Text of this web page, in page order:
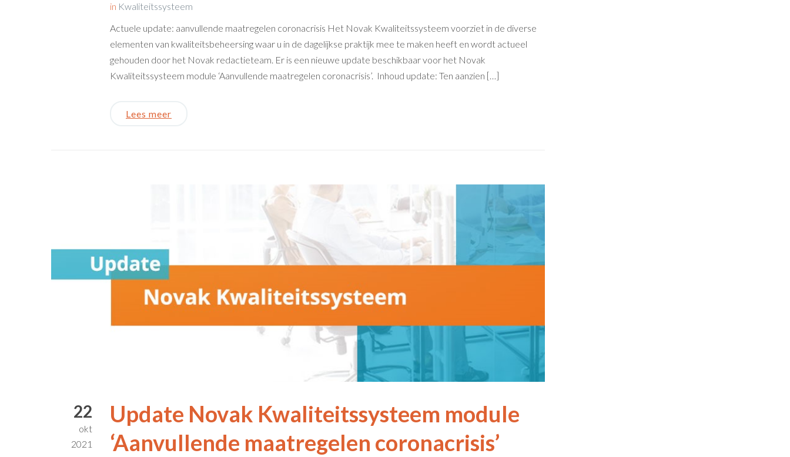
in Kwaliteitssysteem
Actuele update: aanvullende maatregelen coronacrisis Het Novak Kwaliteitssysteem voorziet in de diverse
elementen van kwaliteitsbeheersing waar u in de dagelijkse praktijk mee te maken heeft en wordt actueel
gehouden door het Novak redactieteam. Er is een nieuwe update beschikbaar voor het Novak
Kwaliteitssysteem module ‘Aanvullende maatregelen coronacrisis’. Inhoud update: Ten aanzien […]
Lees meer
22
okt
2021
Update Novak Kwaliteitssysteem module
‘Aanvullende maatregelen coronacrisis’